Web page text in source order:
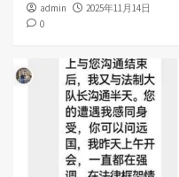
admin
2025年11月14日
0